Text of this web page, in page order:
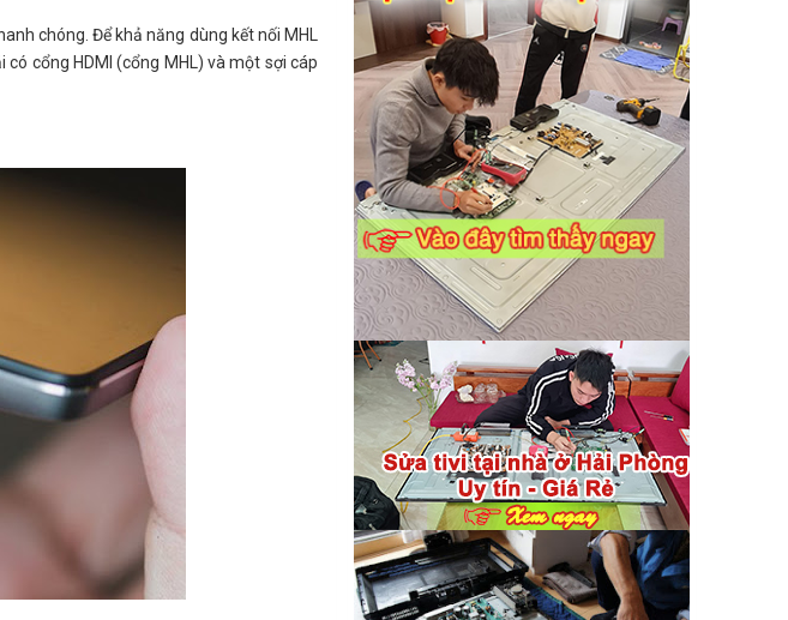
chóng. Để khả năng dùng kết nối MHL
cổng HDMI (cổng MHL) và một sợi cáp